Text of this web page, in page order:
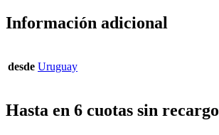
Información adicional
desde Uruguay
Hasta en 6 cuotas sin recargo